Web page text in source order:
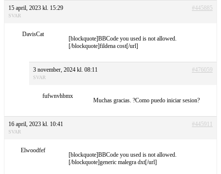
15 april, 2023 kl. 15:29 #445885
SVAR
DavisCat
[blockquote]BBCode you used is not allowed.
[/blockquote]fildena cost[/url]
3 november, 2024 kl. 08:11 #476059
SVAR
fufwnvhbmx
Muchas gracias. ?Como puedo iniciar sesion?
16 april, 2023 kl. 10:41 #445911
SVAR
Elwoodfef
[blockquote]BBCode you used is not allowed.
[/blockquote]generic malegra dxt[/url]